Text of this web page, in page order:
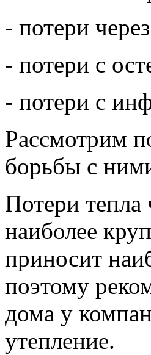
- потери
- потери с
- потери с
Рассмотрим
борьбы с
Потери тепла
наиболее
приносит
поэтому
дома у
утепление.